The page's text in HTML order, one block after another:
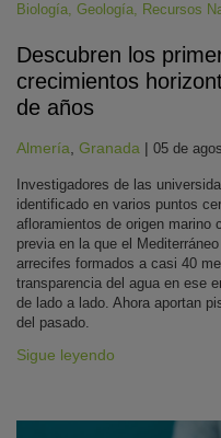
Biología, Geología, Recursos
Descubren los
crecimientos
de años
Almería Granada | 05 de
Investigadores de las
identificado en varios puntos
afloramientos de origen marino
previa en la que el
arrecifes formados a casi 40
transparencia del agua en ese
de lado a lado. Ahora aportan
del pasado.
Sigue leyendo